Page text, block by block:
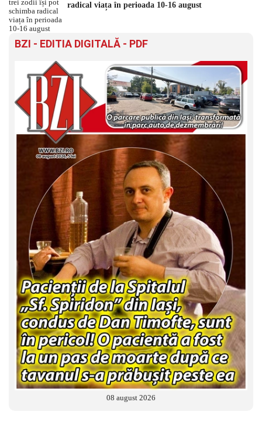
radical viața în perioada 10-16 august
BZI - EDITIA DIGITALĂ - PDF
08 august 2026